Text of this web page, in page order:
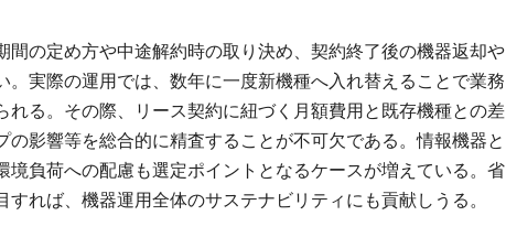
間の定め方や中途解約時の取り決め、契約終了後の機器返却や
実際の運用では、数年に一度新機種へ入れ替えることで業務
る。その際、リース契約に紐づく月額費用と既存機種との差
影響等を総合的に精査することが不可欠である。情報機器と
境負荷への配慮も選定ポイントとなるケースが増えている。省
れば、機器運用全体のサステナビリティにも貢献しうる。